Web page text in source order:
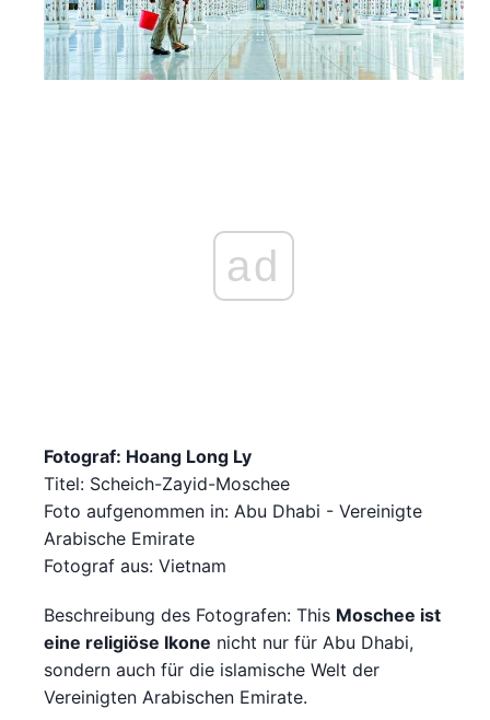
ad
Fotograf: Hoang Long Ly
Titel: Scheich-Zayid-Moschee
Foto aufgenommen in: Abu Dhabi - Vereinigte
Arabische Emirate
Fotograf aus: Vietnam
Beschreibung des Fotografen: This Moschee ist
eine religiöse Ikone nicht nur für Abu Dhabi,
sondern auch für die islamische Welt der
Vereinigten Arabischen Emirate.